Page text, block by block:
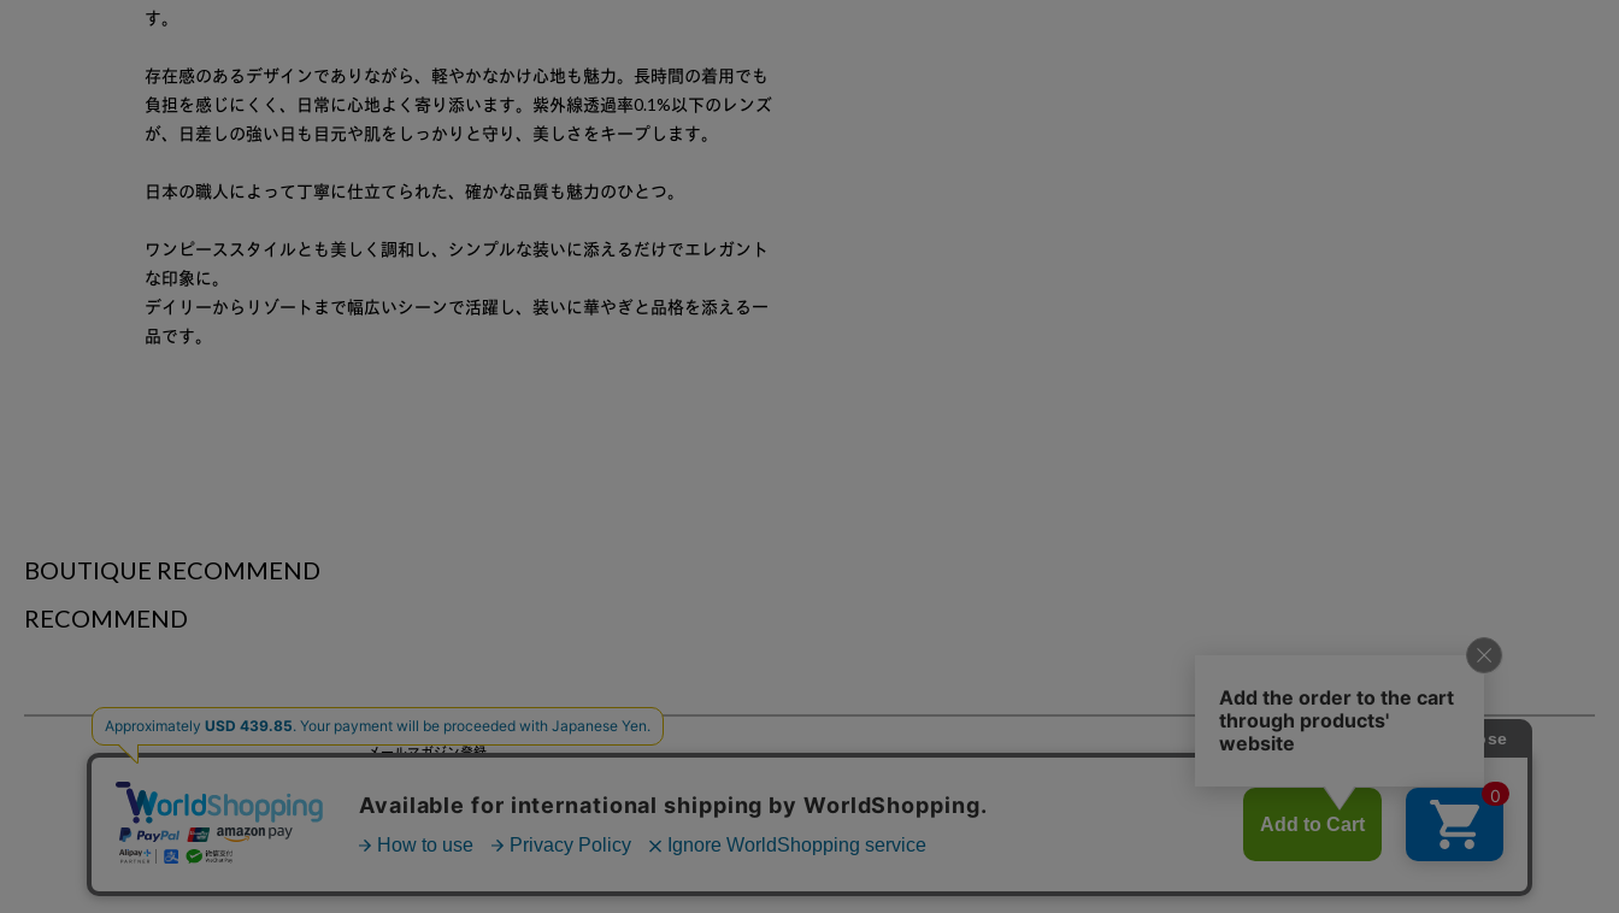
す。
存在感のあるデザインでありながら、軽やかなかけ心地も魅力。長時間の着用でも
負担を感じにくく、日常に心地よく寄り添います。紫外線透過率0.1%以下のレンズ
が、日差しの強い日も目元や肌をしっかりと守り、美しさをキープします。
日本の職人によって丁寧に仕立てられた、確かな品質も魅力のひとつ。
ワンピーススタイルとも美しく調和し、シンプルな装いに添えるだけでエレガント
な印象に。
デイリーからリゾートまで幅広いシーンで活躍し、装いに華やぎと品格を添える一
品です。
BOUTIQUE RECOMMEND
RECOMMEND
メールマガジン登録
ショッピングガイド 特定商取引法に基づく表記 利用規約・会員規約 プライバシーポリシー